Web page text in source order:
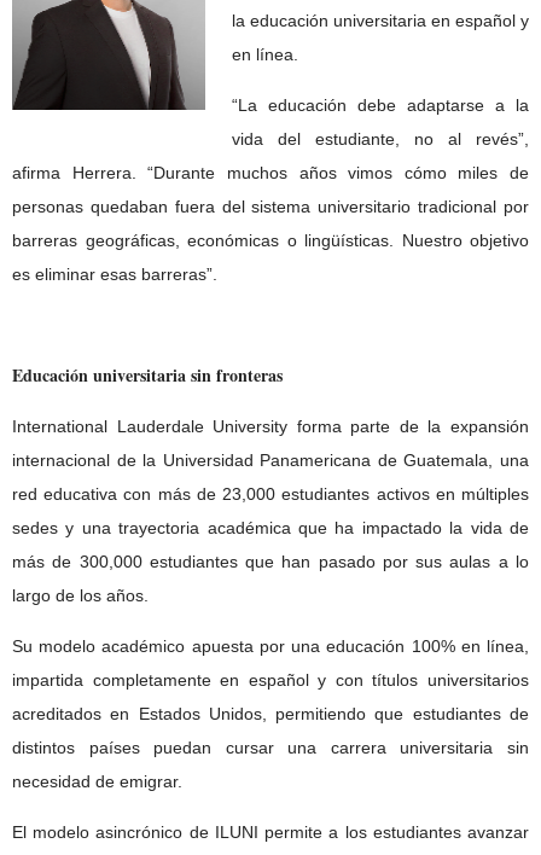
la educación universitaria en español y
en línea.
“La educación debe adaptarse a la
vida del estudiante, no al revés”,
afirma Herrera. “Durante muchos años vimos cómo miles de
personas quedaban fuera del sistema universitario tradicional por
barreras geográficas, económicas o lingüísticas. Nuestro objetivo
es eliminar esas barreras”.
Educación universitaria sin fronteras
International Lauderdale University forma parte de la expansión
internacional de la Universidad Panamericana de Guatemala, una
red educativa con más de 23,000 estudiantes activos en múltiples
sedes y una trayectoria académica que ha impactado la vida de
más de 300,000 estudiantes que han pasado por sus aulas a lo
largo de los años.
Su modelo académico apuesta por una educación 100% en línea,
impartida completamente en español y con títulos universitarios
acreditados en Estados Unidos, permitiendo que estudiantes de
distintos países puedan cursar una carrera universitaria sin
necesidad de emigrar.
El modelo asincrónico de ILUNI permite a los estudiantes avanzar